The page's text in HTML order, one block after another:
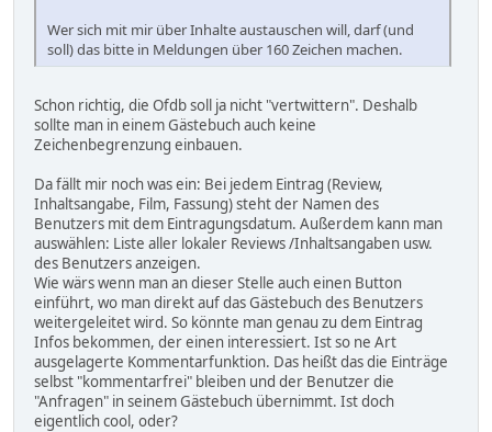
Wer sich mit mir über Inhalte austauschen will, darf (und
soll) das bitte in Meldungen über 160 Zeichen machen.
Schon richtig, die Ofdb soll ja nicht "vertwittern". Deshalb
sollte man in einem Gästebuch auch keine
Zeichenbegrenzung einbauen.
Da fällt mir noch was ein: Bei jedem Eintrag (Review,
Inhaltsangabe, Film, Fassung) steht der Namen des
Benutzers mit dem Eintragungsdatum. Außerdem kann man
auswählen: Liste aller lokaler Reviews /Inhaltsangaben usw.
des Benutzers anzeigen.
Wie wärs wenn man an dieser Stelle auch einen Button
einführt, wo man direkt auf das Gästebuch des Benutzers
weitergeleitet wird. So könnte man genau zu dem Eintrag
Infos bekommen, der einen interessiert. Ist so ne Art
ausgelagerte Kommentarfunktion. Das heißt das die Einträge
selbst "kommentarfrei" bleiben und der Benutzer die
"Anfragen" in seinem Gästebuch übernimmt. Ist doch
eigentlich cool, oder?